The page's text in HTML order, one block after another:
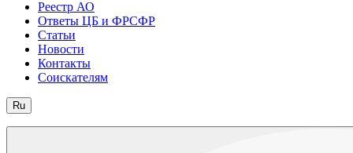
Реестр АО
Ответы ЦБ и ФРСФР
Статьи
Новости
Контакты
Соискателям
Ru